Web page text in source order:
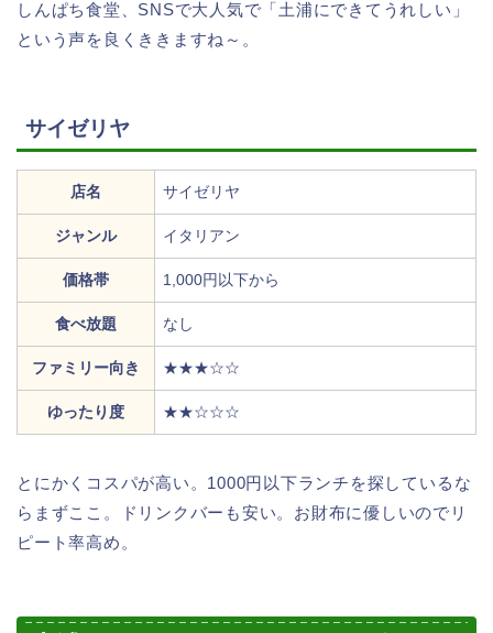
しんぱち食堂、SNSで大人気で「土浦にできてうれしい」
という声を良くききますね～。
サイゼリヤ
店名 サイゼリヤ
ジャンル イタリアン
価格帯 1,000円以下から
食べ放題 なし
ファミリー向き ★★★☆☆
ゆったり度 ★★☆☆☆
とにかくコスパが高い。1000円以下ランチを探しているな
らまずここ。ドリンクバーも安い。お財布に優しいのでリ
ピート率高め。